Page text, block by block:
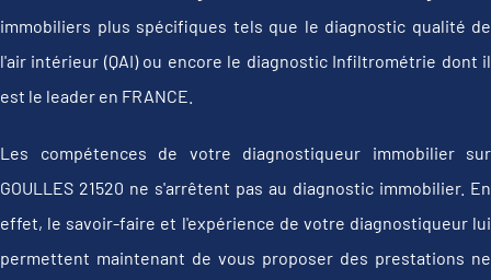
immobiliers plus spécifiques tels que le diagnostic qualité de
l'air intérieur (QAI) ou encore le diagnostic Infiltrométrie dont il
est le leader en FRANCE.
Les compétences de votre diagnostiqueur immobilier sur
GOULLES 21520 ne s'arrêtent pas au diagnostic immobilier. En
effet, le savoir-faire et l'expérience de votre diagnostiqueur lui
permettent maintenant de vous proposer des prestations ne